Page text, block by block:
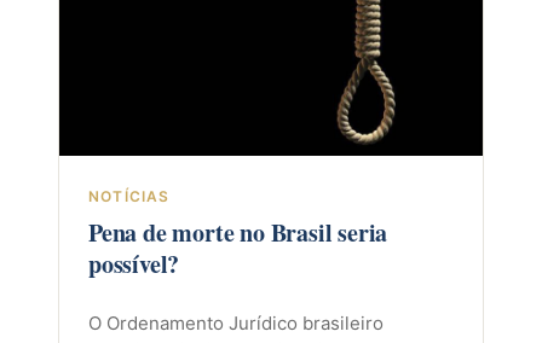
NOTÍCIAS
Pena de morte no Brasil seria
possível?
O Ordenamento Jurídico brasileiro